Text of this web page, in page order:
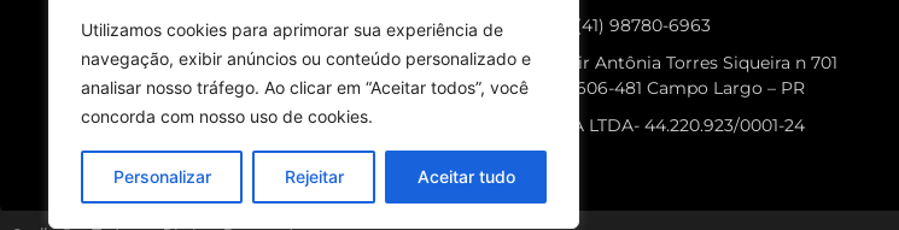
Utilizamos cookies para aprimorar sua experiência de
navegação, exibir anúncios ou conteúdo personalizado e
analisar nosso tráfego. Ao clicar em “Aceitar todos”, você
concorda com nosso uso de cookies.
Personalizar Rejeitar Aceitar tudo
+55 (41) 98780-6963
Rua Idair Antônia Torres Siqueira n 701
CEP 83606-481 Campo Largo – PR
SCOLLA LTDA- 44.220.923/0001-24